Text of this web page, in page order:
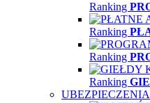
Ranking
Ranking
Ranking
Ranking
UBEZPIECZENIA